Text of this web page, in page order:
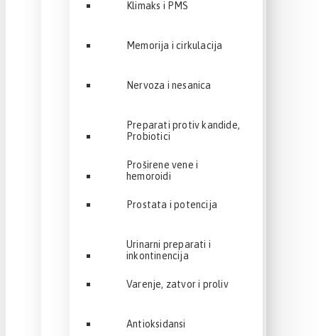
Klimaks i PMS
Memorija i cirkulacija
Nervoza i nesanica
Preparati protiv kandide,
Probiotici
Proširene vene i
hemoroidi
Prostata i potencija
Urinarni preparati i
inkontinencija
Varenje, zatvor i proliv
Antioksidansi